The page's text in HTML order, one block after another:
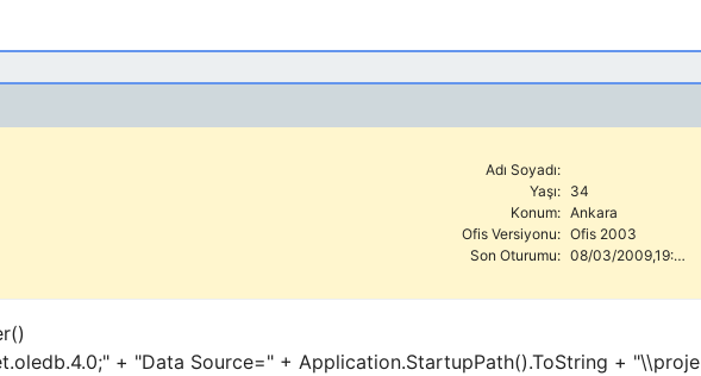
Adı Soyadı:
Yaşı: 34
Konum: Ankara
Ofis Versiyonu: Ofis 2003
Son Oturumu:
08/03/2009,19:10
+ "Data Source=" + Application.StartupPath().ToString +